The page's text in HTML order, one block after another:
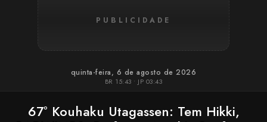
PUBLICIDADE
quinta-feira, 6 de agosto de 2026
BR 15:43 • JP 03:43
67º Kouhaku Utagassen: Tem Hikki,